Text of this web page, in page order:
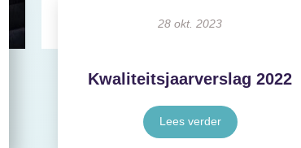
Kwaliteitsjaarverslag 2022
28 okt. 2023
Lees verder